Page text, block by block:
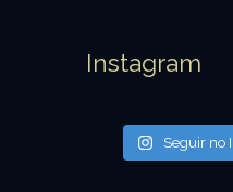
Instagram
Seguir no